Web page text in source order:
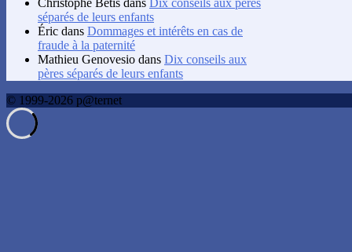
Christophe Betis dans Dix conseils aux pères
séparés de leurs enfants
Éric dans Dommages et intérêts en cas de
fraude à la paternité
Mathieu Genovesio dans Dix conseils aux
pères séparés de leurs enfants
© 1999-2026 p@ternet